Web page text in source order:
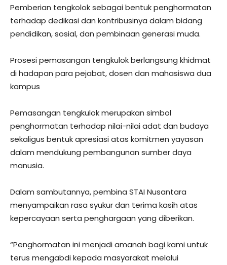
Pemberian tengkolok sebagai bentuk penghormatan
terhadap dedikasi dan kontribusinya dalam bidang
pendidikan, sosial, dan pembinaan generasi muda.
Prosesi pemasangan tengkulok berlangsung khidmat
di hadapan para pejabat, dosen dan mahasiswa dua
kampus
Pemasangan tengkulok merupakan simbol
penghormatan terhadap nilai-nilai adat dan budaya
sekaligus bentuk apresiasi atas komitmen yayasan
dalam mendukung pembangunan sumber daya
manusia.
Dalam sambutannya, pembina STAI Nusantara
menyampaikan rasa syukur dan terima kasih atas
kepercayaan serta penghargaan yang diberikan.
“Penghormatan ini menjadi amanah bagi kami untuk
terus mengabdi kepada masyarakat melalui